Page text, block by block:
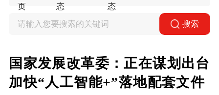
页 态 态
搜索
国家发展改革委：正在谋划出台
加快“人工智能+”落地配套文件